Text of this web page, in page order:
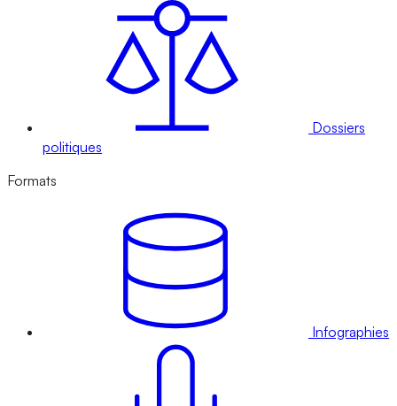
Dossiers
politiques
Formats
Infographies